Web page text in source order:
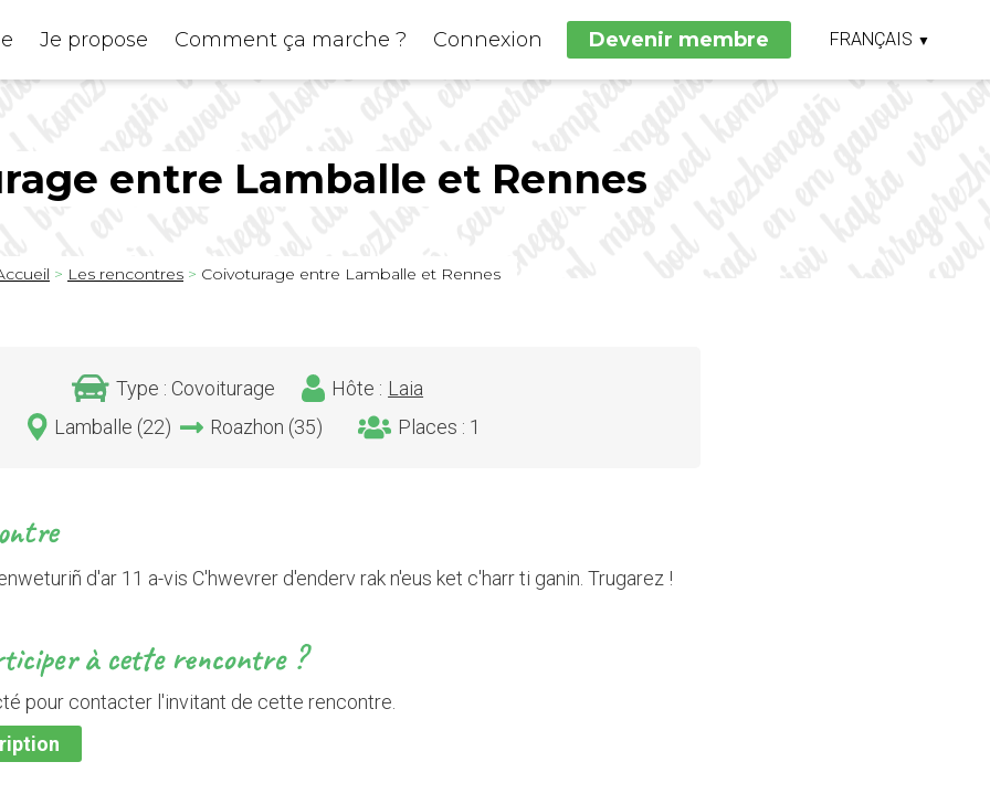
Je propose Comment ça marche ? Connexion Devenir membre FRANÇAIS ▼
BRETON
entre Lamballe et Rennes
Les rencontres Coivoturage entre Lamballe et Rennes
Type : Covoiturage Hôte : Laia
Lamballe (22)
Roazhon (35) Places : 1
d'ar 11 a-vis C'hwevrer d'enderv rak n'eus ket c'harr ti ganin. Trugarez !
à cette rencontre ?
pour contacter l'invitant de cette rencontre.